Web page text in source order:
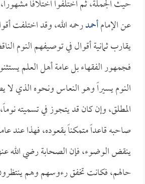
حيث الجملة، ثم اختلفوا اختلافاً
عن الإمامأحمدرحمه الله، وقد اختلفت
يقارب ثمانية أقوال في توصيفهم النوم
فجمهور الفقهاء بل عامة أهل العلم
النوم يسيراً وهو النعاس ونحوه الذي لا
المطلق، وإن كان قد يتجوز في تسميته
صاحبه قاعداً متمكناً بقعوده، فهذا عند
ينقض الوضوء، فإن الصحابة رضي الله
حالهم، فكانت تخفق رءوسهم وهم